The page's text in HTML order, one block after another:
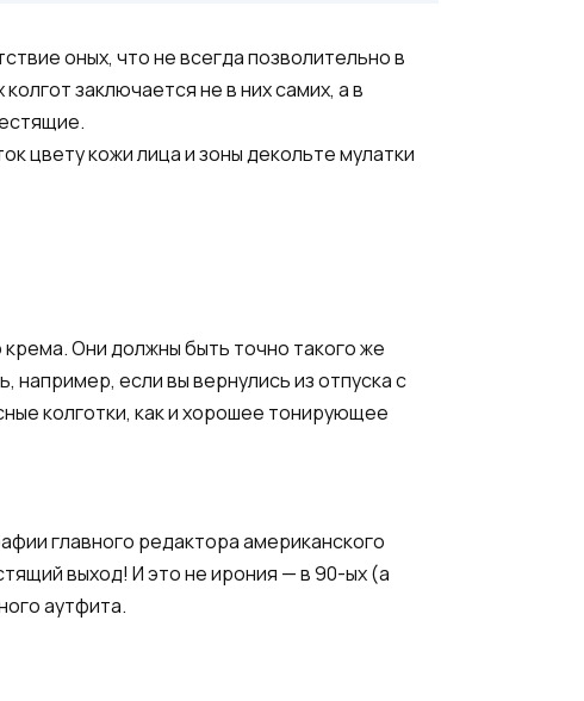
оных, что не всегда позволительно в
заключается не в них самих, а в
цвету кожи лица и зоны декольте мулатки
Они должны быть точно такого же
например, если вы вернулись из отпуска с
колготки, как и хорошее тонирующее
главного редактора американского
выход! И это не ирония — в 90-ых (а
аутфита.